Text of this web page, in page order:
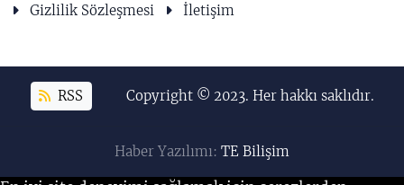
Gizlilik Sözleşmesi İletişim
RSS Copyright © 2023. Her hakkı saklıdır.
Haber Yazılımı: TE Bilişim